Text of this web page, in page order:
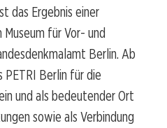
das Ergebnis einer
für Vor- und
Berlin. Ab
PETRI Berlin für die
und als bedeutender Ort
sowie als Verbindung